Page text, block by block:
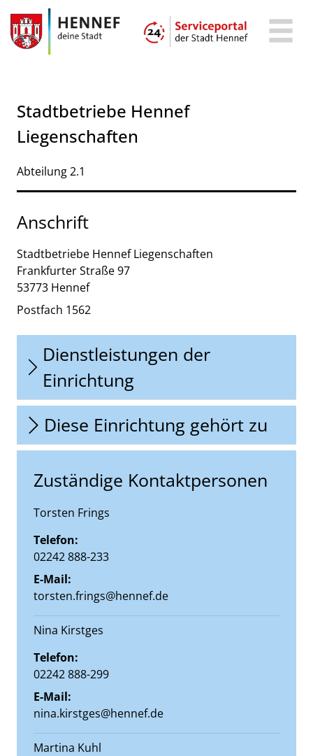
Zum Hauptinhalt springen
Zum Header
Zum Hauptinhalt
Zum Footer
Stadtbetriebe Hennef
Liegenschaften
Kurzbezeichnung
Abteilung 2.1
Anschrift
Stadtbetriebe HennefLiegenschaften
Frankfurter Straße97
53773 Hennef
Postfach 1562
Dienstleistungen der
Einrichtung
Diese Einrichtung gehört zu
Zuständige Kontaktpersonen
Torsten Frings
Telefon:
02242 888-233
E-Mail:
torsten.frings@hennef.de
Nina Kirstges
Telefon:
02242 888-299
E-Mail:
nina.kirstges@hennef.de
Martina Kuhl